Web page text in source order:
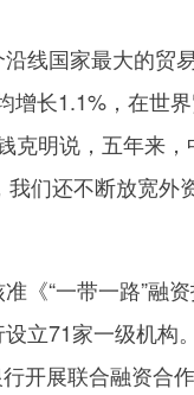
国家最大的贸
长1.1%，在世界
克明说，五年来
们还不断放宽外
“一带一路”融
立71家一级机构
开展联合融资合作